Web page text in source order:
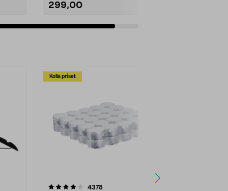
299,00
Kolla priset
4378recensioner
4.5av 5 stjärnor